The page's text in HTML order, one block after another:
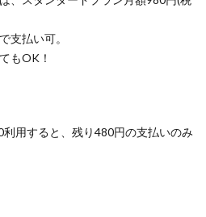
支払い可。
もOK！
用すると、残り480円の支払いのみ